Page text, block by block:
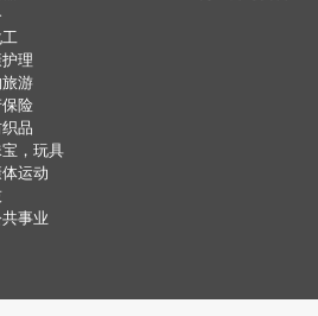
理
游
险
品
，玩具
运动
事业